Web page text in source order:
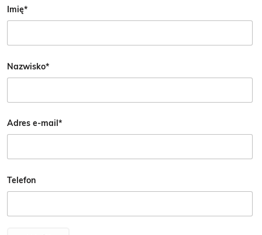
Imię*
Nazwisko*
Adres e-mail*
Telefon